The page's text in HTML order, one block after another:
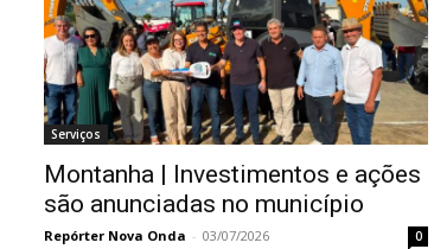
Serviços
Montanha | Investimentos e ações
são anunciadas no município
Repórter Nova Onda - 03/07/2026 0